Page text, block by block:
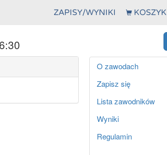
ZAPISY/WYNIKI KOSZYK
O zawodach
Zapisz się
Lista zawodników
Wyniki
Regulamin